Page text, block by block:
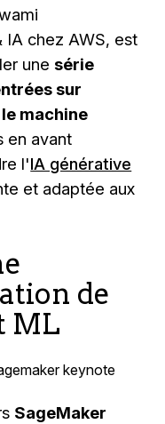
IA chez AWS, est
une série
sur
machine
en avant
l'IA générative
et adaptée aux
de
ML
SageMaker